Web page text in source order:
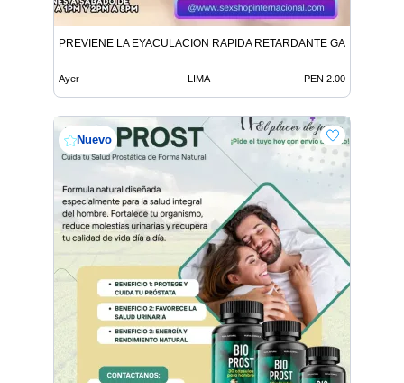
PREVIENE LA EYACULACION RAPIDA RETARDANTE
Ayer LIMA PEN 2.00
Nuevo